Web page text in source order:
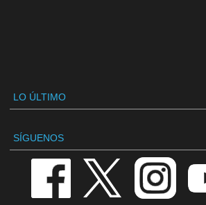
LO ÚLTIMO
SÍGUENOS